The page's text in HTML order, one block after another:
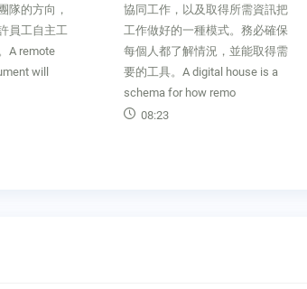
隊的方向，
員工自主工
A remote
will
協同工作，以及取得所需資訊把
工作做好的一種模式。務必確保
每個人都了解情況，並能取得需
要的工具。A digital house is a
schema for how remo
08:23